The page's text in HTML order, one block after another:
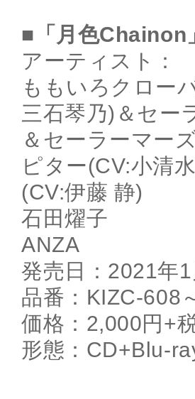
■「月色Chainon
アーティスト：
ももいろクロー
三石琴乃)＆セー
＆セーラーマー
ピター(CV:小清
(CV:伊藤 静)
石田燿子
ANZA
発売日：2021年
品番：KIZC-608
価格：2,000円+
形態：CD+Blu-